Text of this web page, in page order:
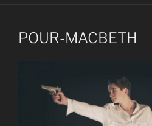
POUR-MACBETH